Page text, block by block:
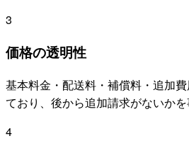
3
価格の透明性
基本料金・配送料・補償料・追加
ており、後から追加請求がないかを
4